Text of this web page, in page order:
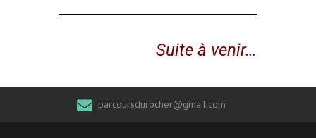
Suite à venir…
parcoursdurocher@gmail.com